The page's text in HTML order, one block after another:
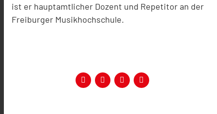
ist er hauptamtlicher Dozent und Repetitor an der
Freiburger Musikhochschule.